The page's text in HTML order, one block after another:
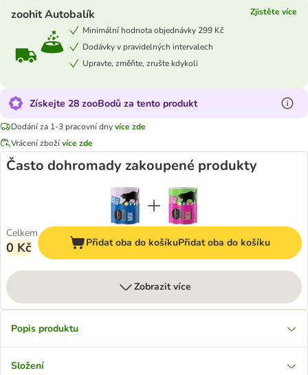
zoohit Autobalík
Zjistěte více
Minimální hodnota objednávky 299 Kč
Dodávky v pravidelných intervalech
Upravte, změňte, zrušte kdykoli
Získejte 28 zooBodů za tento produkt
Dodání za 1-3 pracovní dnyvíce zde
Vrácení zbožívíce zde
Často dohromady zakoupené produkty
Celkem
0 Kč Přidat oba do košíkuPřidat oba do košíku
Zobrazit více
Popis produktu
Složení